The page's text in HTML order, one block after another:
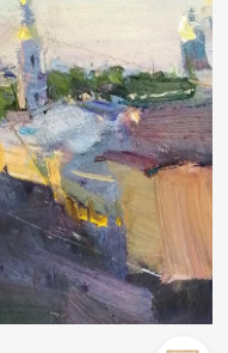
Rakov
special